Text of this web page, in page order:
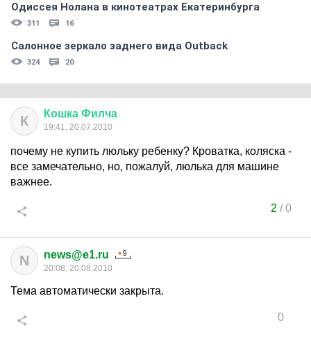
Одиссея Нолана в кинотеатрах Екатеринбурга
311 16
Салонное зеркало заднего вида Outback
324 20
К Кошка Филча
19:41, 20.07.2010
почему не купить люльку ребенку? Кроватка, коляска -
все замечательно, но, пожалуй, люлька для машине
важнее.
2 /0
N news@e1.ru
20:08, 20.08.2010
Тема автоматически закрыта.
0